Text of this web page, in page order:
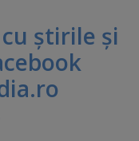
ştirile şi